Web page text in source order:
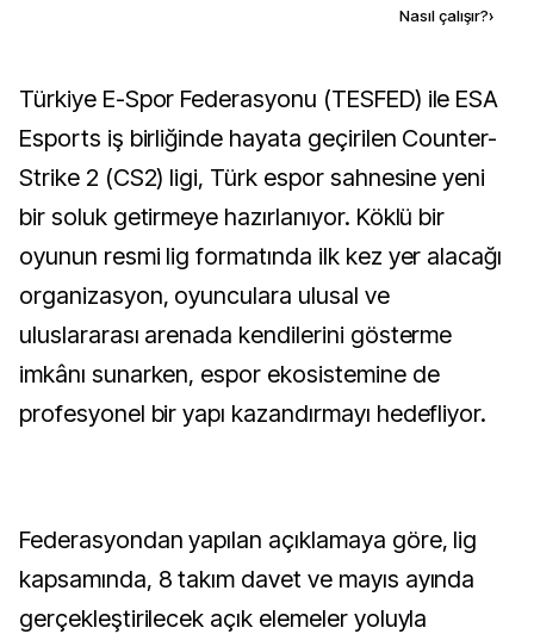
Nasıl çalışır?›
Türkiye E-Spor Federasyonu (TESFED) ile ESA
Esports iş birliğinde hayata geçirilen Counter-
Strike 2 (CS2) ligi, Türk espor sahnesine yeni
bir soluk getirmeye hazırlanıyor. Köklü bir
oyunun resmi lig formatında ilk kez yer alacağı
organizasyon, oyunculara ulusal ve
uluslararası arenada kendilerini gösterme
imkânı sunarken, espor ekosistemine de
profesyonel bir yapı kazandırmayı hedefliyor.
Federasyondan yapılan açıklamaya göre, lig
kapsamında, 8 takım davet ve mayıs ayında
gerçekleştirilecek açık elemeler yoluyla